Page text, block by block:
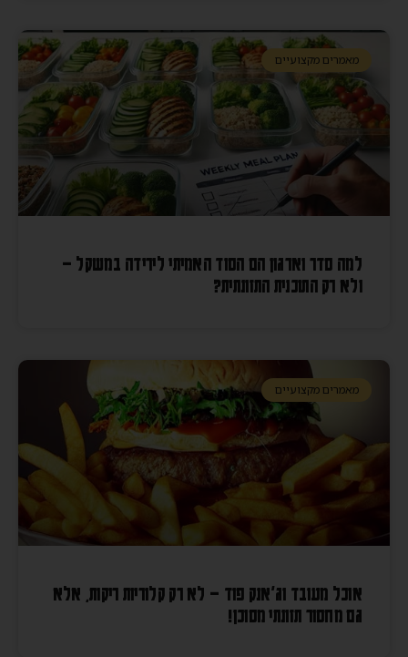
מאמרים מקצועיים
למה סדר וארגון הם הסוד האמיתי לירידה במשקל –
ולא רק התוכנית התזונתית?
מאמרים מקצועיים
אוכל מעובד וג'אנק פוד – לא רק קלוריות ריקות, אלא
גם מחסור תזונתי מסוכן!